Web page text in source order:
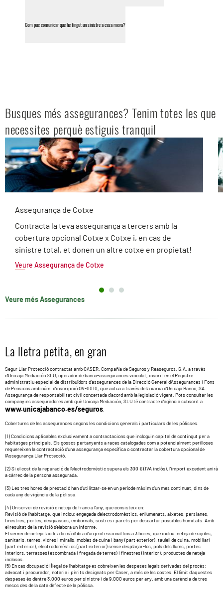
Com puc comunicar que he tingut un sinistre a casa meva?
Busques més assegurances? Tenim totes les que
necessites perquè estiguis tranquil
Assegurança de Cotxe
Contracta la teva assegurança a tercers amb la
cobertura opcional Cotxe x Cotxe i, en cas de
sinistre total, et donen un altre cotxe en propietat!
Veure Assegurança de Cotxe
Veure més Assegurances
La lletra petita, en gran
Segur Llar Protecció contractat amb CASER, Compañía de Seguros y Reaseguros, S.A. a través
d’Unicaja Mediación SLU, operador de banca-assegurances vinculat, inscrit en el Registre
administratiu especial de distribuïdors d’assegurances de la Direcció General d’Assegurances i Fons
de Pensions amb núm. d’inscripció OV-0010, que actua a través de la xarxa d’Unicaja Banco, SA.
Assegurança de responsabilitat civil concertada d’acord amb la legislació vigent. Pots consultar les
companyies asseguradores amb què Unicaja Mediación, SLU té contracte d’agència subscrit a
www.unicajabanco.es/seguros
Cobertures de les assegurances segons les condicions generals i particulars de les pòlisses.
(1) Condicions aplicables exclusivament a contractacions que incloguin capital de contingut per a
habitatges principals. Els gossos pertanyents a races catalogades com a potencialment perilloses
requereixen la contractació d’una assegurança específica o contractar la cobertura opcional de
l’Assegurança Llar Protecció.
(2) Si el cost de la reparació de l’electrodomèstic supera els 300 € (IVA inclòs), l’import excedent anirà
a càrrec de la persona assegurada.
(3) Les tres hores de prestació han d’utilitzar-se en un període màxim d’un mes continuat, dins de
cada any de vigència de la pòlissa.
(4) Un servei de revisió o neteja de franc a l’any, que consisteix en:
Revisió de l’habitatge, que inclou: engegada d’electrodomèstics, enllumenats, aixetes, persianes,
finestres, portes, desguassos, embornals, sostres i parets per descartar possibles humitats. Amb
el resultat de la revisió s’elabora un informe.
El servei de neteja facilita la mà d’obra d’un professional fins a 3 hores, que inclou: neteja de rajoles,
sanitaris, terres, vidres i miralls, mobles de cuina i bany (part exterior), taulell de cuina, mobiliari
(part exterior), electrodomèstics (part exterior) sense desplaçar-los, pols dels llums, portes
interiors, terrasses (escombrada i fregada de terres) i finestres (interior); productes de neteja
inclosos.
(5) En cas d’ocupació il·legal de l’habitatge es cobreixen les despeses legals derivades del procés:
advocat i procurador, notaria i pèrits designats per Caser, a més de les costes. El límit d’aquestes
despeses és d’entre 3.000 euros per sinistre i de 9.000 euros per any, amb una carència de tres
mesos des de la data d’efecte de la pòlissa.